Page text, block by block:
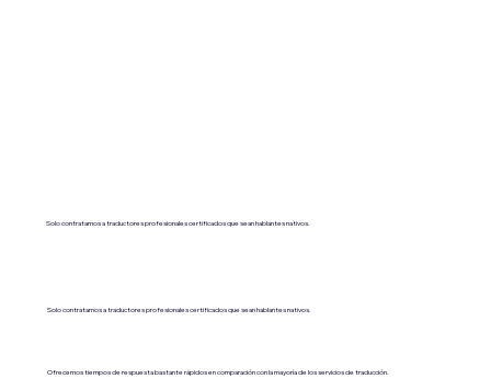
Solo contratamos a traductores profesionales certificados que sean hablantes nativos.
Solo contratamos a traductores profesionales certificados que sean hablantes nativos.
Ofrecemos tiempos de respuesta bastante rápidos en comparación con la mayoría de los servicios de traducción.